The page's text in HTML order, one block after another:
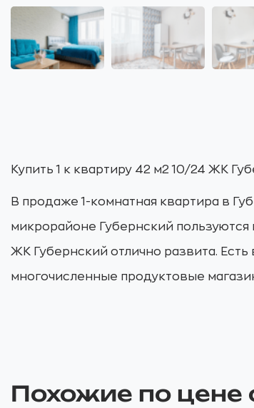
Купить 1 к квартиру 42 м2 10/24 ЖК
В продаже 1-комнатная квартира в
микрорайоне Губернский пользуются
ЖК Губернский отлично развита.
многочисленные продуктовые
Похожие по цене